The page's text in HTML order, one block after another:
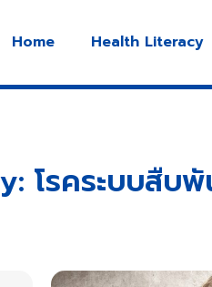
Home Health Literacy
โรคระบบสืบพั